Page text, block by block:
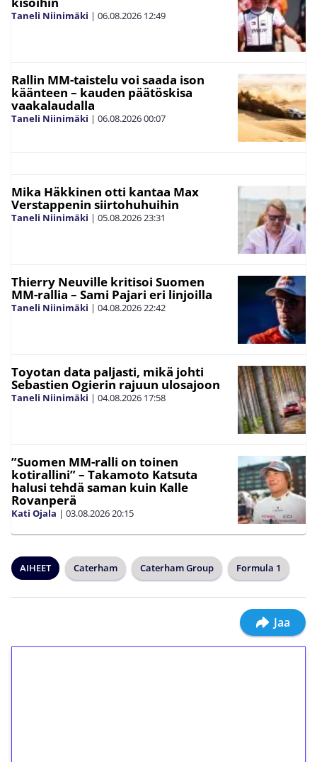
Taneli Niinimäki | 06.08.2026 12:49
Rallin MM-taistelu voi saada ison
käänteen – kauden päätöskisa
vaakalaudalla
Taneli Niinimäki | 06.08.202600:07
Mika Häkkinen otti kantaa Max
Verstappenin siirtohuhuihin
Taneli Niinimäki | 05.08.202623:31
Thierry Neuville kritisoi Suomen
MM-rallia – Sami Pajari eri linjoilla
Taneli Niinimäki | 04.08.202622:42
Toyotan data paljasti, mikä johti
Sebastien Ogierin rajuun ulosajoon
Taneli Niinimäki | 04.08.2026 17:58
”Suomen MM-ralli on toinen
kotirallini” – Takamoto Katsuta
halusi tehdä saman kuin Kalle
Rovanperä
Kati Ojala | 03.08.202620:15
AIHEET Caterham Caterham Group Formula 1
Jaa